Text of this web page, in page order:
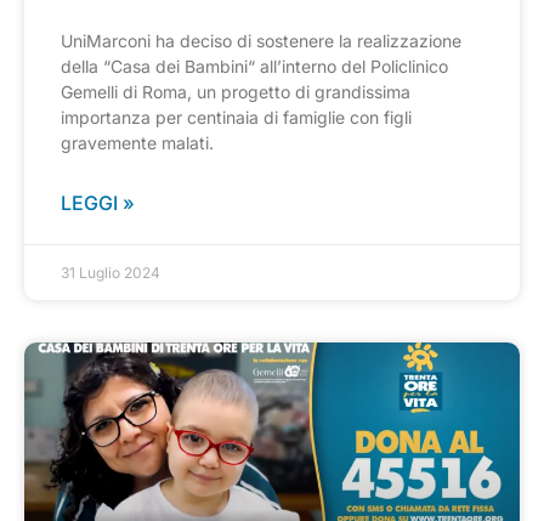
UniMarconi ha deciso di sostenere la realizzazione
della “Casa dei Bambini“ all’interno del Policlinico
Gemelli di Roma, un progetto di grandissima
importanza per centinaia di famiglie con figli
gravemente malati.
LEGGI »
31 Luglio 2024